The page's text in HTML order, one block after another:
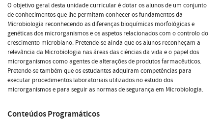
O objetivo geral desta unidade curricular é dotar os alunos de um conjunto
de conhecimentos que lhe permitam conhecer os fundamentos da
Microbiologia reconhecendo as diferenças bioquímicas morfológicas e
genéticas dos microrganismos e os aspetos relacionados com o controlo do
crescimento microbiano. Pretende-se ainda que os alunos reconheçam a
relevância da Microbiologia nas áreas das ciências da vida e o papel dos
microrganismos como agentes de alterações de produtos farmacêuticos.
Pretende-se também que os estudantes adquiram competências para
executar procedimentos laboratoriais utilizados no estudo dos
microrganismos e para seguir as normas de segurança em Microbiologia.
Conteúdos Programáticos